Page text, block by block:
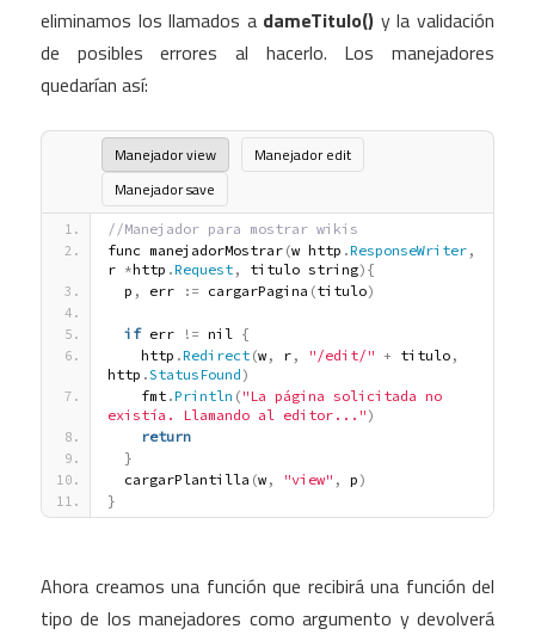
eliminamos los llamados a dameTitulo() y la validación
de posibles errores al hacerlo. Los manejadores
quedarían así:
Manejador view
Manejador edit
Manejador save
//Manejador para mostrar wikis
func manejadorMostrar (w http .ResponseWriter ,
r *http .Request , titulo string) {
  p
, err : = cargarPagina (titulo)
if err ! = nil {
    http
.Redirect (w , r , "/edit/" + titulo ,
http .StatusFound)
    fmt
.Println ( "La página solicitada no
existía. Llamando al editor...")
return
}
  cargarPlantilla
(w , "view" , p)
}
Ahora creamos una función que recibirá una función del
tipo de los manejadores como argumento y devolverá